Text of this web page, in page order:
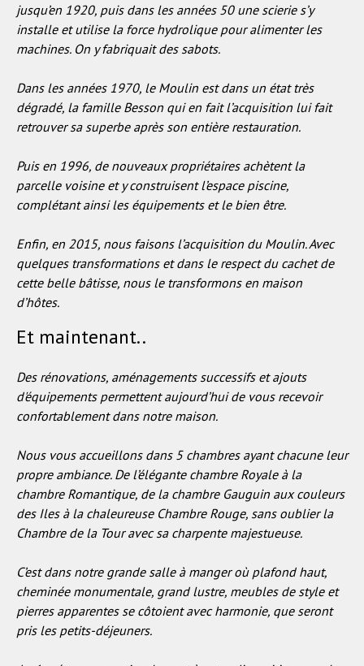
jusqu’en 1920, puis dans les années 50 une scierie s’y
installe et utilise la force hydrolique pour alimenter les
machines. On y fabriquait des sabots.
Dans les années 1970, le Moulin est dans un état très
dégradé, la famille Besson qui en fait l’acquisition lui fait
retrouver sa superbe après son entière restauration.
Puis en 1996, de nouveaux propriétaires achètent la
parcelle voisine et y construisent l’espace piscine,
complétant ainsi les équipements et le bien être.
Enfin, en 2015, nous faisons l’acquisition du Moulin. Avec
quelques transformations et dans le respect du cachet de
cette belle bâtisse, nous le transformons en maison
d’hôtes.
Et maintenant..
Des rénovations, aménagements successifs et ajouts
d'équipements permettent aujourd’hui de vous recevoir
confortablement dans notre maison.
Nous vous accueillons dans 5 chambres ayant chacune leur
propre ambiance. De l’élégante chambre Royale à la
chambre Romantique, de la chambre Gauguin aux couleurs
des Iles à la chaleureuse Chambre Rouge, sans oublier la
Chambre de la Tour avec sa charpente majestueuse.
C’est dans notre grande salle à manger où plafond haut,
cheminée monumentale, grand lustre, meubles de style et
pierres apparentes se côtoient avec harmonie, que seront
pris les petits-déjeuners.